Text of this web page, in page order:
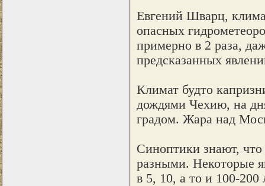
Евгений Шварц,
опасных
примерно в 2 раза,
предсказанных
Климат будто
дождями Чехию, на
градом. Жара над
Синоптики знают,
разными. Некоторые
в 5, 10, а то и 100-200